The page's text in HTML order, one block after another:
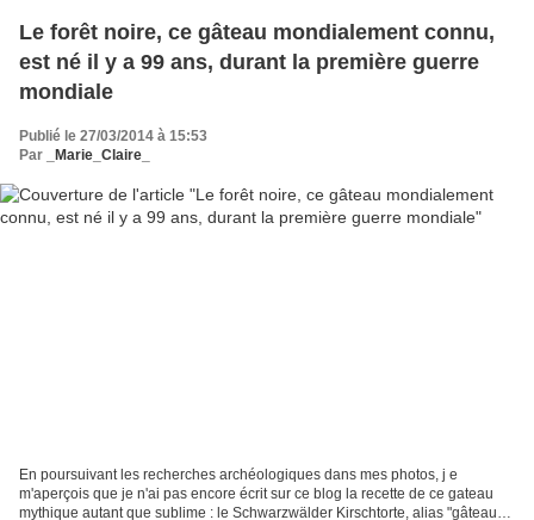
Le forêt noire, ce gâteau mondialement connu,
est né il y a 99 ans, durant la première guerre
mondiale
Publié le 27/03/2014 à 15:53
Par
_Marie_Claire_
En poursuivant les recherches archéologiques dans mes photos, j e
m'aperçois que je n'ai pas encore écrit sur ce blog la recette de ce gateau
mythique autant que sublime : le Schwarzwälder Kirschtorte, alias "gâteau